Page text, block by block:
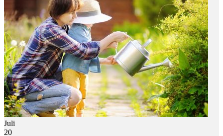
Juli
20